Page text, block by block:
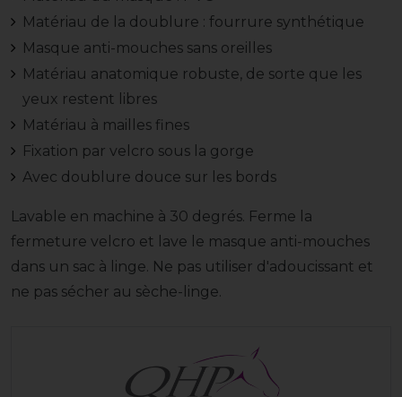
Matériau de la doublure : fourrure synthétique
Masque anti-mouches sans oreilles
Matériau anatomique robuste, de sorte que les
yeux restent libres
Matériau à mailles fines
Fixation par velcro sous la gorge
Avec doublure douce sur les bords
Lavable en machine à 30 degrés. Ferme la
fermeture velcro et lave le masque anti-mouches
dans un sac à linge. Ne pas utiliser d'adoucissant et
ne pas sécher au sèche-linge.